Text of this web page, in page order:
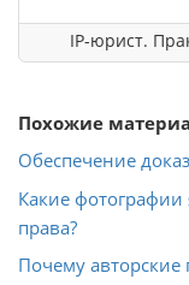
IP-юрист.
Похожие
Обеспечение
Какие фотографии
права?
Почему авторские